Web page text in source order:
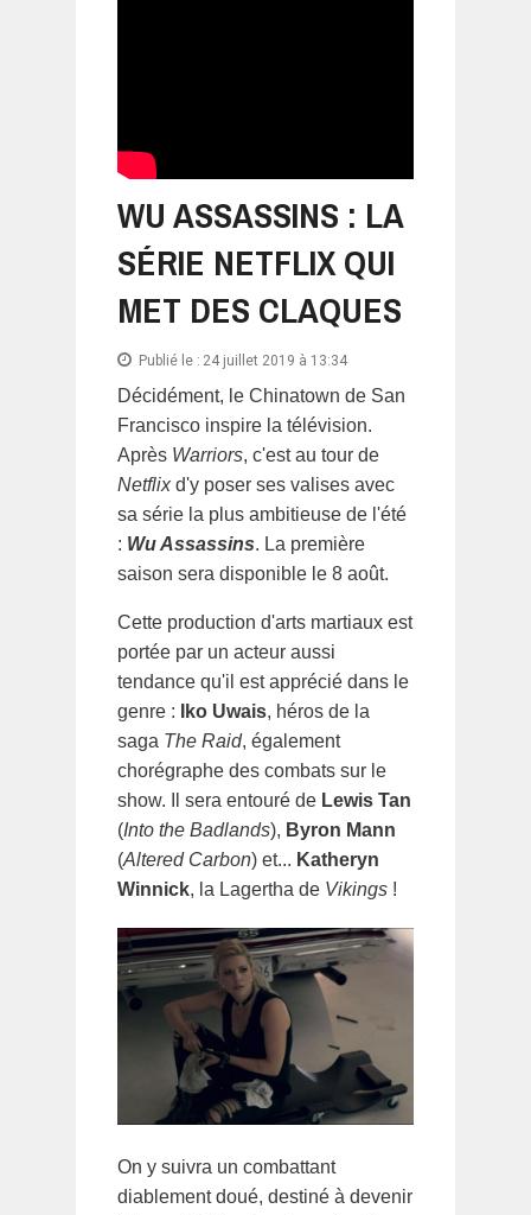
WU ASSASSINS : LA
SÉRIE NETFLIX QUI
MET DES CLAQUES
Publié le : 24 juillet 2019 à 13:34
Décidément, le Chinatown de San
Francisco inspire la télévision.
Après Warriors, c'est au tour de
Netflixd'y poser ses valises avec
sa série la plus ambitieuse de l'été
: Wu Assassins. La première
saison sera disponible le 8 août.
Cette production d'arts martiaux est
portée par un acteur aussi
tendance qu'il est apprécié dans le
genre :
Iko Uwais, héros de la
saga The Raid, également
chorégraphe des combats sur le
show. Il sera entouré de Lewis Tan
(Into the Badlands), Byron Mann
(Altered Carbon) et... Katheryn
Winnick, la Lagertha de Vikings !
On y suivra un combattant
diablement doué, destiné à devenir